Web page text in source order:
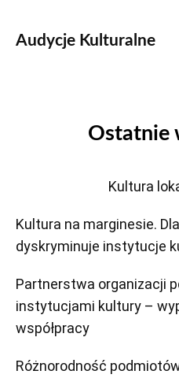
Audycje Kulturalne
Ostatnie
Kultura
Kultura na marginesie.
dyskryminuje instytucje
Partnerstwa organizacji
instytucjami kultury –
współpracy
Różnorodność